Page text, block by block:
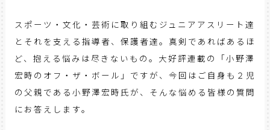
スポーツ・文化・芸術に取り組むジュニアアスリート達
とそれを支える指導者、保護者達。真剣であればあるほ
ど、抱える悩みは尽きないもの。大好評連載の「小野澤
宏時のオフ・ザ・ボール」ですが、今回はご自身も２児
の父親である小野澤宏時氏が、そんな悩める皆様の質問
にお答えします。